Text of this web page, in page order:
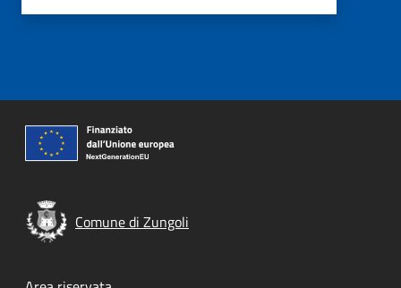
Comune di Zungoli